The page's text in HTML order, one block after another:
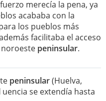
merecía la pena, ya
acababa con la
los pueblos más
facilitaba el acceso
peninsular.
peninsular(Huelva,
uencia se extendía hasta